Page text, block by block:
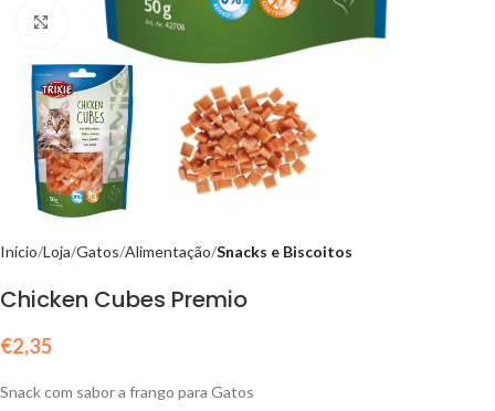
Click to enlarge
Início Loja Gatos Alimentação Snacks e Biscoitos
Chicken Cubes Premio
€2,35
Snack com sabor a frango para Gatos